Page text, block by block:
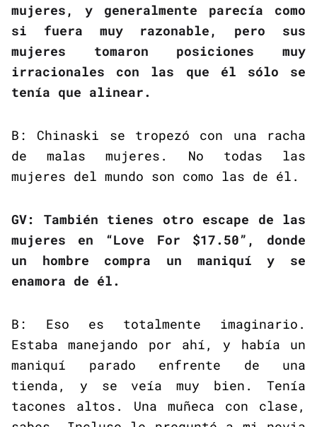
mujeres, y generalmente parecía como
si fuera muy razonable, pero sus
mujeres tomaron posiciones muy
irracionales con las que él sólo se
tenía que alinear.
B: Chinaski se tropezó con una racha
de malas mujeres. No todas las
mujeres del mundo son como las de él.
GV: También tienes otro escape de las
mujeres en “Love For $17.50”, donde
un hombre compra un maniquí y se
enamora de él.
B: Eso es totalmente imaginario.
Estaba manejando por ahí, y había un
maniquí parado enfrente de una
tienda, y se veía muy bien. Tenía
tacones altos. Una muñeca con clase,